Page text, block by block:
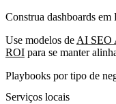
Construa dashboards
Use modelos de AI SEO
ROI para se manter
Playbooks por tipo de
Serviços locais